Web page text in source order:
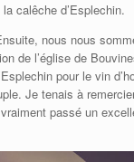
calêche d’Esplechin.
nous nous
de l’église de
pour le vin
Je tenais à
passé un